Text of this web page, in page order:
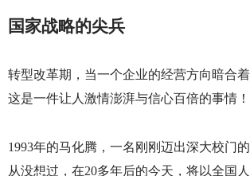
国家战略的尖兵
转型改革期，当一个企业的经营方向暗合
这是一件让人激情澎湃与信心百倍的事情！
1993年的马化腾，一名刚刚迈出深大校门
从没想过，在20多年后的今天，将以全国